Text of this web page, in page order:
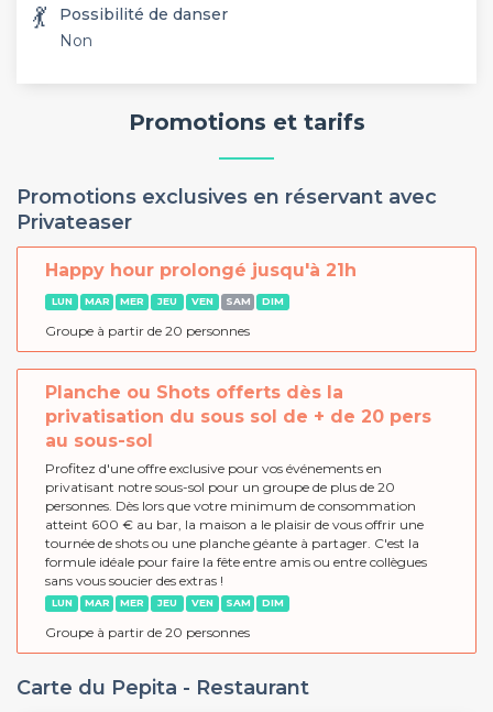
💃
Possibilité de danser
Non
Promotions et tarifs
Promotions exclusives en réservant avec
Privateaser
Happy hour prolongé jusqu'à 21h
LUN MAR MER JEU VEN SAM DIM
Groupe à partir de 20 personnes
Planche ou Shots offerts dès la
privatisation du sous sol de + de 20 pers
au sous-sol
Profitez d'une offre exclusive pour vos événements en
privatisant notre sous-sol pour un groupe de plus de 20
personnes. Dès lors que votre minimum de consommation
atteint 600 € au bar, la maison a le plaisir de vous offrir une
tournée de shots ou une planche géante à partager. C'est la
formule idéale pour faire la fête entre amis ou entre collègues
sans vous soucier des extras !
LUN MAR MER JEU VEN SAM DIM
Groupe à partir de 20 personnes
Carte du Pepita - Restaurant